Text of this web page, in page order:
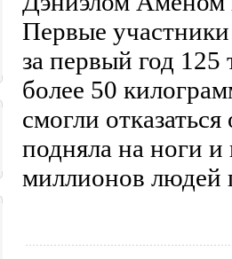
Первые
за первый год
более 50
смогли
подняла на ноги и
миллионов людей